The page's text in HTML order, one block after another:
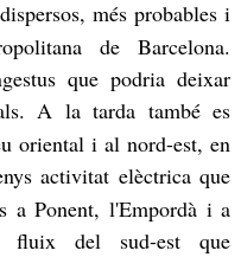
més probables i
de Barcelona.
que podria deixar
A la tarda també es
oriental i al nord-est, en
activitat elèctrica que
a Ponent, l'Empordà i a
del sud-est que